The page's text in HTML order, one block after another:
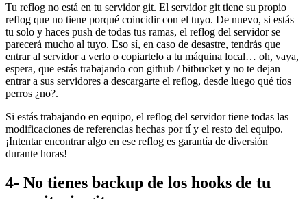
Tu reflog no está en tu servidor git. El servidor git tiene su propio
reflog que no tiene porqué coincidir con el tuyo. De nuevo, si estás
tu solo y haces push de todas tus ramas, el reflog del servidor se
parecerá mucho al tuyo. Eso sí, en caso de desastre, tendrás que
entrar al servidor a verlo o copiartelo a tu máquina local… oh, vaya,
espera, que estás trabajando con github / bitbucket y no te dejan
entrar a sus servidores a descargarte el reflog, desde luego qué tíos
perros ¿no?.
Si estás trabajando en equipo, el reflog del servidor tiene todas las
modificaciones de referencias hechas por tí y el resto del equipo.
¡Intentar encontrar algo en ese reflog es garantía de diversión
durante horas!
4- No tienes backup de los hooks de tu